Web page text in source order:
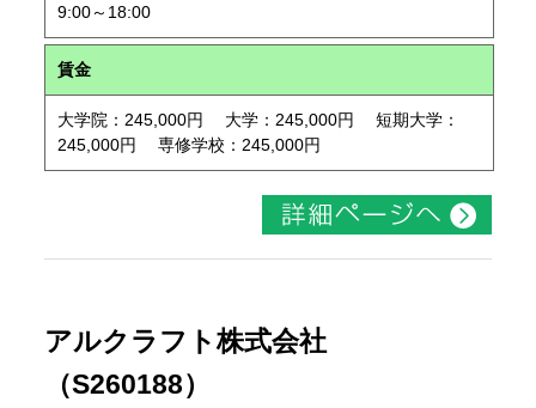
9:00～18:00
賃金
大学院：245,000円 大学：245,000円 短期大学：
245,000円 専修学校：245,000円
アルクラフト株式会社
（S260188）